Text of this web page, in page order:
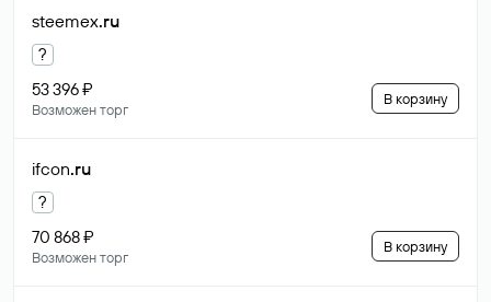
steemex.ru
?
53 396 ₽
Возможен торг
В корзину
ifcon.ru
?
70 868 ₽
Возможен торг
В корзину